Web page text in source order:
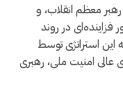
معظم انقلاب، و
در روند
این استراتژی توسط
امنیت ملی، رهبری